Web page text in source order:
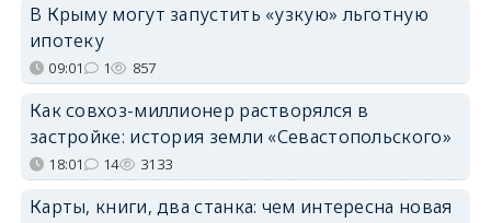
В Крыму могут запустить «узкую» льготную
ипотеку
09:01 1 857
Как совхоз-миллионер растворялся в
застройке: история земли «Севастопольского»
18:01 14 3133
Карты, книги, два станка: чем интересна новая